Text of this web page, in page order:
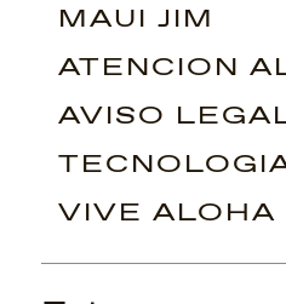
MAUI JIM
ATENCIÓN
AVISO
VIVE ALOHA